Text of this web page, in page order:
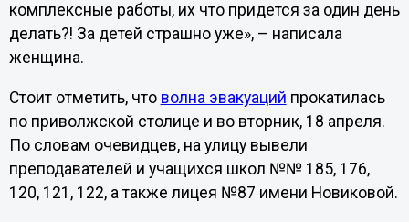
комплексные работы, их что придется за один день
делать?! За детей страшно уже», – написала
женщина.
Стоит отметить, что волна эвакуаций прокатилась
по приволжской столице и во вторник, 18 апреля.
По словам очевидцев, на улицу вывели
преподавателей и учащихся школ №№ 185, 176,
120, 121, 122, а также лицея №87 имени Новиковой.